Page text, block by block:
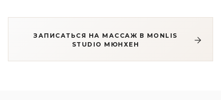
ЗАПИСАТЬСЯ НА МАССАЖ В MONLIS
STUDIO МЮНХЕН